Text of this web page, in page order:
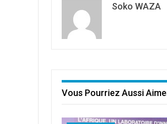
Soko WAZA
Vous Pourriez Aussi